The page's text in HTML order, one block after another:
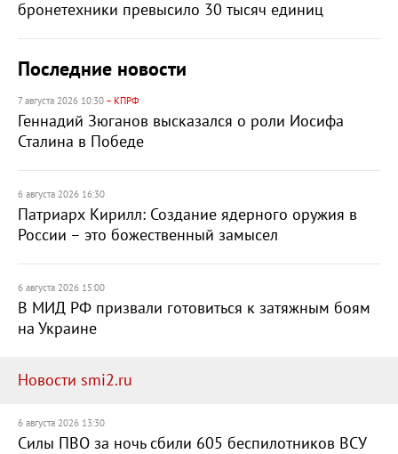
бронетехники превысило 30 тысяч единиц
Последние новости
7 августа 2026 10:30 – КПРФ
Геннадий Зюганов высказался о роли Иосифа
Сталина в Победе
6 августа 2026 16:30
Патриарх Кирилл: Создание ядерного оружия в
России – это божественный замысел
6 августа 2026 15:00
В МИД РФ призвали готовиться к затяжным боям
на Украине
Новости smi2.ru
6 августа 2026 13:30
Силы ПВО за ночь сбили 605 беспилотников ВСУ